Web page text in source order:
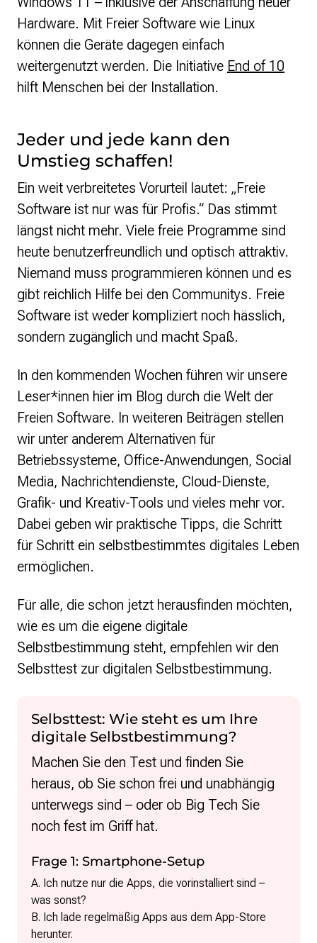
Hardware. Mit Freier Software wie Linux
können die Geräte dagegen einfach
weitergenutzt werden. Die Initiative End of 10
hilft Menschen bei der Installation.
Jeder und jede kann den
Umstieg schaffen!
Ein weit verbreitetes Vorurteil lautet: „Freie
Software ist nur was für Profis.“ Das stimmt
längst nicht mehr. Viele freie Programme sind
heute benutzerfreundlich und optisch attraktiv.
Niemand muss programmieren können und es
gibt reichlich Hilfe bei den Communitys. Freie
Software ist weder kompliziert noch hässlich,
sondern zugänglich und macht Spaß.
In den kommenden Wochen führen wir unsere
Leser*innen hier im Blog durch die Welt der
Freien Software. In weiteren Beiträgen stellen
wir unter anderem Alternativen für
Betriebssysteme, Office-Anwendungen, Social
Media, Nachrichtendienste, Cloud-Dienste,
Grafik- und Kreativ-Tools und vieles mehr vor.
Dabei geben wir praktische Tipps, die Schritt
für Schritt ein selbstbestimmtes digitales Leben
ermöglichen.
Für alle, die schon jetzt herausfinden möchten,
wie es um die eigene digitale
Selbstbestimmung steht, empfehlen wir den
Selbsttest zur digitalen Selbstbestimmung.
Selbsttest: Wie steht es um Ihre
digitale Selbstbestimmung?
Machen Sie den Test und finden Sie
heraus, ob Sie schon frei und unabhängig
unterwegs sind – oder ob Big Tech Sie
noch fest im Griff hat.
Frage 1: Smartphone-Setup
A. Ich nutze nur die Apps, die vorinstalliert sind –
was sonst?
B. Ich lade regelmäßig Apps aus dem App-Store
herunter.